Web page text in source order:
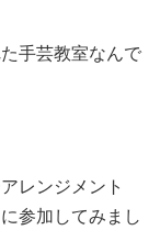
手芸教室なんで
レンジメント
参加してみまし